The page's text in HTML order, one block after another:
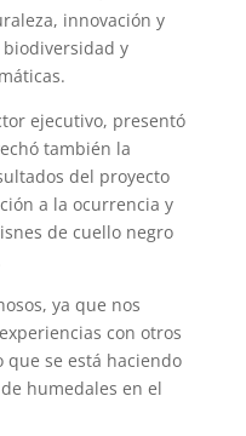
innovación y
y
ejecutivo, presentó
también la
del proyecto
a la ocurrencia y
de cuello negro
ya que nos
con otros
se está haciendo
humedales en el